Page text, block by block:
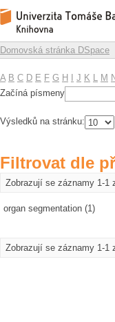
Filtrovat dle
Repozitář DSpace/
Domovská stránka DSpace
A B C D E F G H J K L M
Začíná písmeny
Výsledků na stránku:
Filtrovat dle
Zobrazují se záznamy 1-1
organ segmentation (1)
Zobrazují se záznamy 1-1